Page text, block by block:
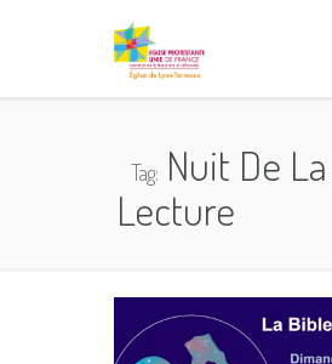
Tag:Nuit De La
Lecture